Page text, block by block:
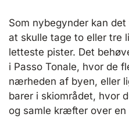
Som nybegynder kan
at skulle tage to eller tre
letteste pister. Det
i Passo Tonale, hvor de
nærheden af byen, eller
barer i skiområdet, hvor
og samle kræfter over en